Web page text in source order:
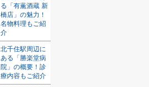
る「有薫酒蔵 新
橋店」の魅力！
名物料理もご紹
介
北千住駅周辺に
ある「勝楽堂病
院」の概要！診
療内容もご紹介